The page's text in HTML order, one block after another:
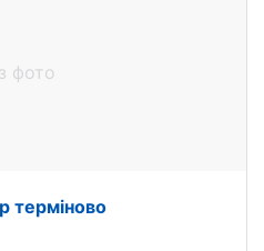
фото
терміново